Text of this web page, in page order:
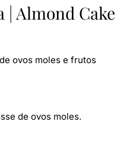
| Almond Cake
ovos moles e frutos
de ovos moles.